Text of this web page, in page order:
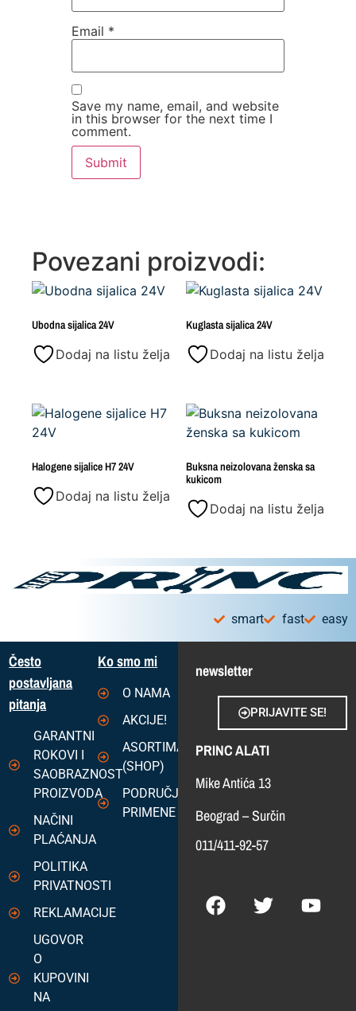
Email *
Save my name, email, and website
in this browser for the next time I
comment.
Povezani proizvodi:
Ubodna sijalica 24V
Dodaj na listu želja
Kuglasta sijalica 24V
Dodaj na listu želja
Halogene sijalice H7 24V
Dodaj na listu želja
Buksna neizolovana ženska sa
kukicom
Dodaj na listu želja
smart fast easy
Često
postavljana
pitanja
GARANTNI
ROKOVI I
SAOBRAZNOST
PROIZVODA
NAČINI
PLAĆANJA
POLITIKA
PRIVATNOSTI
REKLAMACIJE
UGOVOR
O
KUPOVINI
NA
Ko smo mi
O NAMA
AKCIJE!
ASORTIMAN
(SHOP)
PODRUČJA
PRIMENE
newsletter
PRIJAVITE SE!
PRINC ALATI
Mike Antića 13
Beograd – Surčin
011/411-92-57